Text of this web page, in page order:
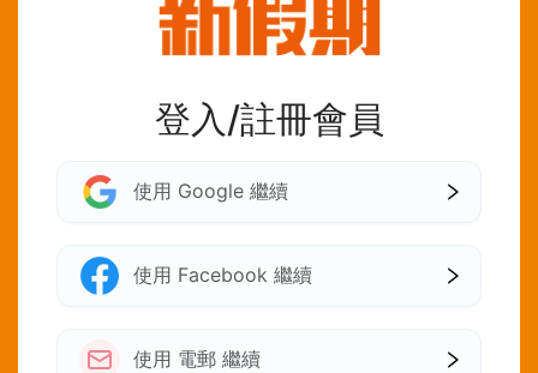
登入/註冊會員
使用 Google 繼續
使用 Facebook 繼續
使用 電郵 繼續